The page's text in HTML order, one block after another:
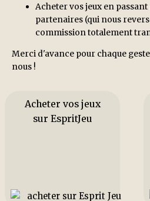
Acheter vos jeux en
partenaires (qui nous
commission totalement
Merci d'avance pour chaque
nous !
Acheter vos jeux
sur EspritJeu